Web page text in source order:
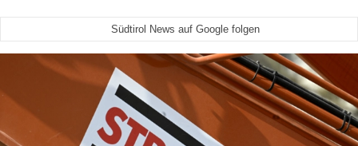
Südtirol News auf Google folgen